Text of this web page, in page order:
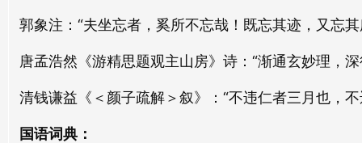
坐衙
zuò yá
坐鱼
zuò yú
坐殿 坐柜
郭象注：“夫坐忘者，奚所不忘哉！既忘其迹，又忘
唐孟浩然《游精思题观主山房》诗：“渐通玄妙理，
清钱谦益《＜颜子疏解＞叙》：“不违仁者三月也，
国语词典：